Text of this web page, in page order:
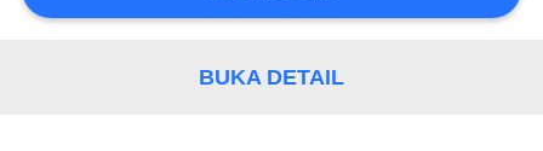
BUKA DETAIL